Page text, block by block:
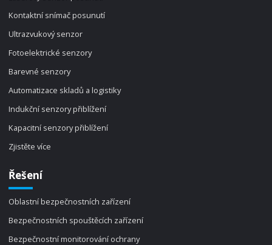
Kontaktní snímač posunutí
Ultrazvukový senzor
Fotoelektrické senzory
Barevné senzory
Automatizace skladů a logistiky
Indukční senzory přiblížení
Kapacitní senzory přiblížení
Zjistěte více
Řešení
Oblastní bezpečnostních zařízení
Bezpečnostních spouštěcích zařízení
Bezpečnostní monitorování ochrany